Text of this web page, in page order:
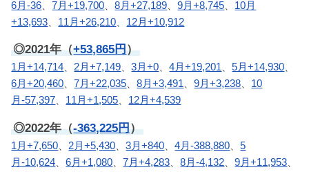
6月-36 、7月+19,700 、8月+27,189 、9月+8,745
10月
+13,693
11月+26,210 12月+10,912
◎2021年（+53,865円）
1月+14,714 2月+7,149 、3月+0 、4月+19,201 、5月+14,930
6月+20,460 、7月+22,035 、8月+3,491 、9月+3,238
10
月-57,397
11月+1,505 12月+4,539
◎2022年（-363,225円）
1月+7,650 2月+5,430 、3月+840 、4月-388,880 、5
月-10,624 、6月+1,080 、7月+4,283 、8月-4,132 、9月+11,953